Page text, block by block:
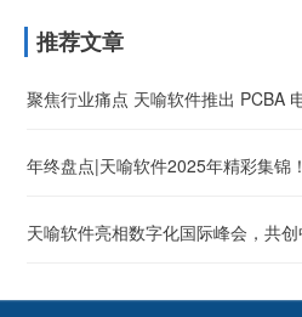
推荐文章
年终盘点|天喻软件2025年精彩集锦！